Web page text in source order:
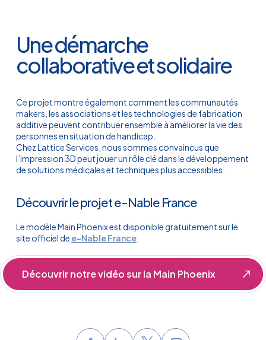
Une démarche
collaborative et solidaire
Ce projet montre également comment les communautés
makers, les associations et les technologies de fabrication
additive peuvent contribuer ensemble à améliorer la vie des
personnes en situation de handicap.
Chez Lattice Services, nous sommes convaincus que
l’impression 3D peut jouer un rôle clé dans le développement
de solutions médicales et techniques plus accessibles.
Découvrir le projet e-Nable France
Le modèle Main Phoenix est disponible gratuitement sur le
site officiel de e-Nable France.
Découvrir notre vidéo sur la Main Phoenix